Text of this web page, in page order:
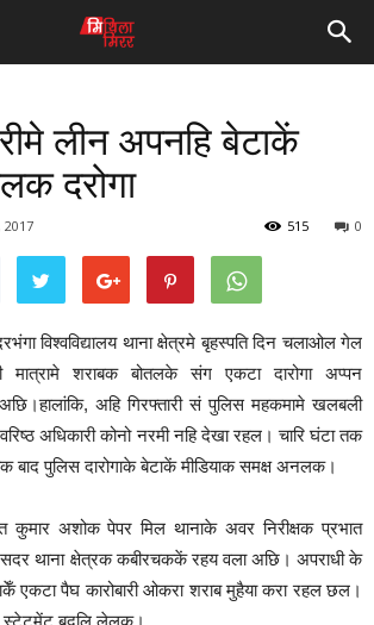
लीन अपनहि बेटाकें
दरोगा
2017 0
515
विश्वविद्यालय थाना क्षेत्रमे बृहस्पति दिन चलाओल गेल
मात्रामे शराबक बोतलके संग एकटा दारोगा अप्पन
अहि गिरफ्तारी सं पुलिस महकमामे खलबली
अधिकारी कोनो नरमी नहि देखा रहल। चारि घंटा तक
बाद पुलिस दारोगाके बेटाकें मीडियाक समक्ष अनलक।
कुमार अशोक पेपर मिल थानाके अवर निरीक्षक प्रभात
थाना क्षेत्रक कबीरचककें रहय वला अछि। अपराधी के
एकटा पैघ कारोबारी ओकरा शराब मुहैया करा रहल छल।
स्टेटमेंट बदलि लेलक।